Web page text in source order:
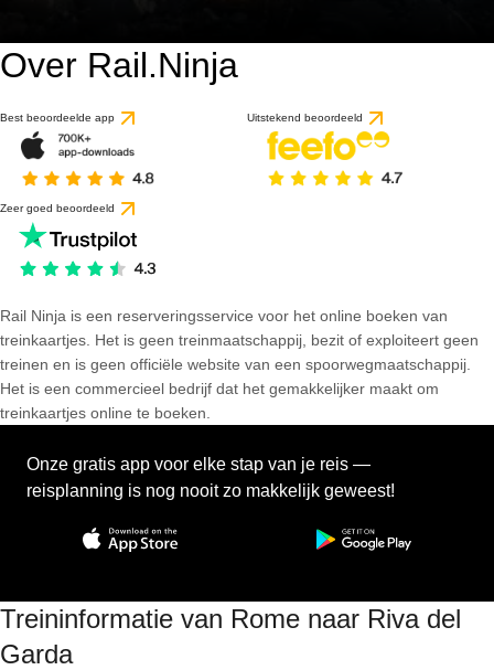
Over Rail.Ninja
Best beoordeelde app Uitstekend beoordeeld
Zeer goed beoordeeld
Rail Ninja is een reserveringsservice voor het online boeken van
treinkaartjes. Het is geen treinmaatschappij, bezit of exploiteert geen
treinen en is geen officiële website van een spoorwegmaatschappij.
Het is een commercieel bedrijf dat het gemakkelijker maakt om
treinkaartjes online te boeken.
Onze gratis app voor elke stap van je reis —
reisplanning is nog nooit zo makkelijk geweest!
Treininformatie van Rome naar Riva del
Garda